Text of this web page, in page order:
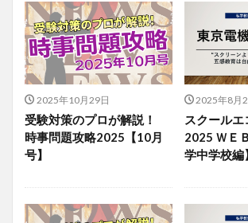
2025年10月29日
受験対策のプロが解説！
時事問題攻略2025【10月
号】
2025年8月
スクールエ
2025 ＷＥ
学中学校編】